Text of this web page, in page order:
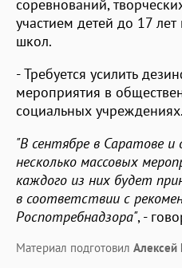
соревнований,
участием детей до 17
школ.
- Требуется усилить
мероприятия в
социальных учреждениях.
"В сентябре в Саратове и
несколько массовых
каждого из них будет
в соответствии с
Роспотребнадзора", -
Материал подготовил